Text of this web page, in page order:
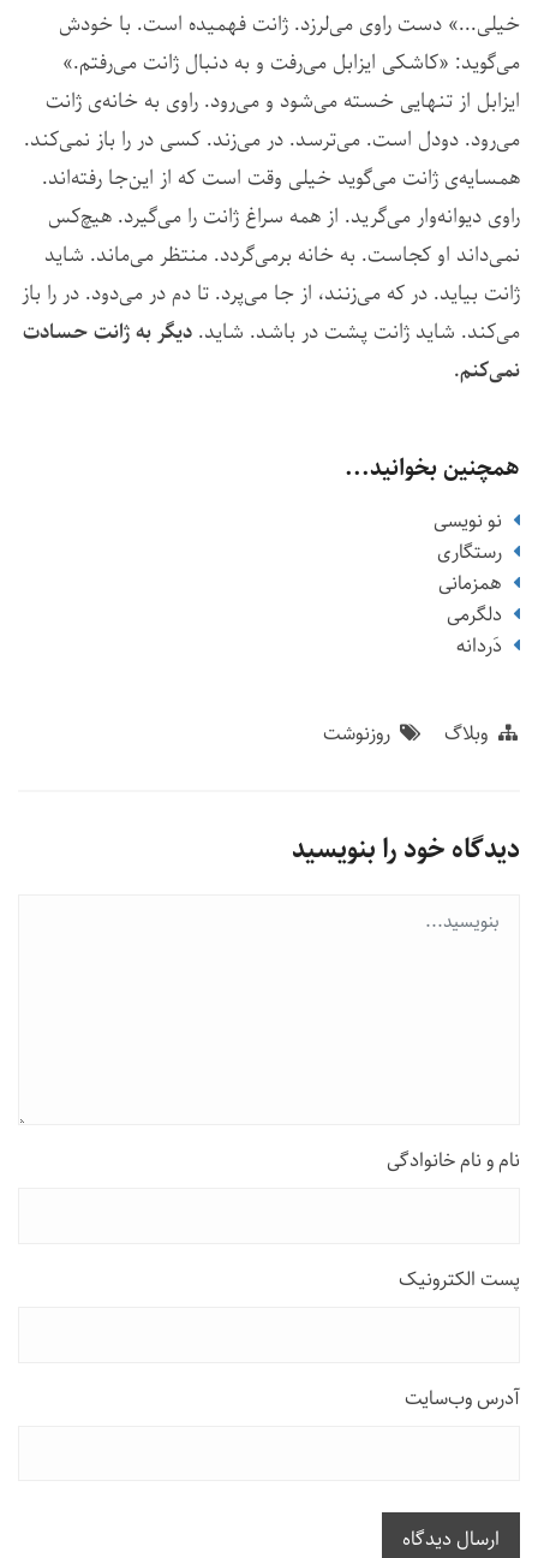
خیلی...» دست راوی می‌لرزد. ژانت فهمیده است. با خودش
می‌گوید: «کاشکی ایزابل می‌رفت و به دنبال ژانت می‌رفتم.»
ایزابل از تنهایی خسته می‌شود و می‌رود. راوی به خانه‌ی ژانت
می‌رود. دودل است. می‌ترسد. در می‌زند. کسی در را باز نمی‌کند.
همسایه‌ی ژانت می‌گوید خیلی وقت است که از این‌جا رفته‌اند.
راوی دیوانه‌وار می‌گرید. از همه سراغ ژانت را می‌گیرد. هیچ‌کس
نمی‌داند او کجاست. به خانه برمی‌گردد. منتظر می‌ماند. شاید
ژانت بیاید. در که می‌زنند، از جا می‌پرد. تا دم در می‌دود. در را باز
می‌کند. شاید ژانت پشت در باشد. شاید. دیگر به ژانت حسادت
نمی‌کنم.
همچنین بخوانید...
نو نویسی
رستگاری
همزمانی
دلگرمی
دَردانه
وبلاگ روزنوشت
دیدگاه خود را بنویسید
نام و نام خانوادگی
پست الکترونیک
آدرس وب‌سایت
ارسال دیدگاه